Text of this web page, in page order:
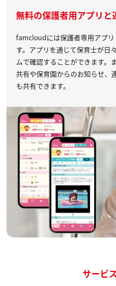
無料の保護者用アプリと
famcloudには保護者専用アプ
す。アプリを通じて保育士が日
ムで確認することができます。
共有や保育園からのお知らせ、
も共有できます。
サービ